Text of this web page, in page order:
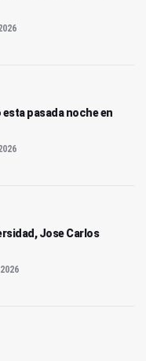
pasada noche en
Jose Carlos